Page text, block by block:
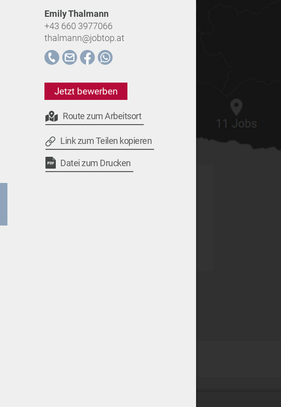
Emily Thalmann
+43 660 3977066
thalmann@jobtop.at
Jetzt bewerben
Route zum Arbeitsort
Link zum Teilen kopieren
Datei zum Drucken